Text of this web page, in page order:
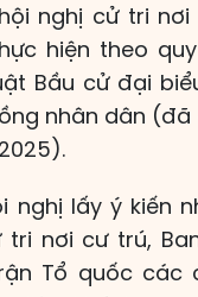
nghị cử tri
hiện theo
Bầu cử đại
nhân dân
nghị lấy ý kiến
tri nơi cư trú,
Tổ quốc các